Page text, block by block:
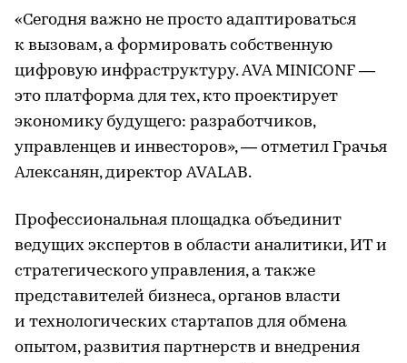
«Сегодня важно не просто адаптироваться
к вызовам, а формировать собственную
цифровую инфраструктуру. AVA MINICONF —
это платформа для тех, кто проектирует
экономику будущего: разработчиков,
управленцев и инвесторов», — отметил Грачья
Алексанян, директор AVALAB.
Профессиональная площадка объединит
ведущих экспертов в области аналитики, ИТ и
стратегического управления, а также
представителей бизнеса, органов власти
и технологических стартапов для обмена
опытом, развития партнерств и внедрения